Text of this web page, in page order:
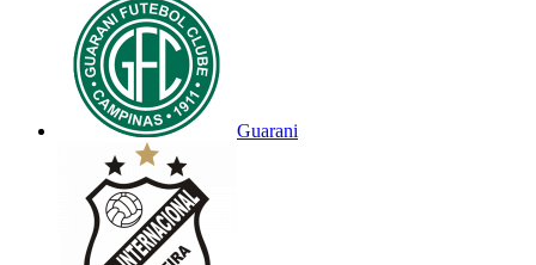
Guarani